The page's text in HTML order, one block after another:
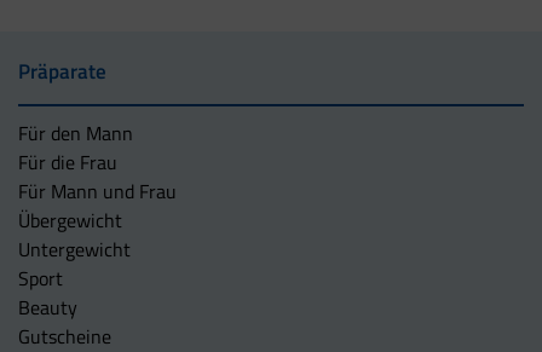
Präparate
Für den Mann
Für die Frau
Für Mann und Frau
Übergewicht
Untergewicht
Sport
Beauty
Gutscheine